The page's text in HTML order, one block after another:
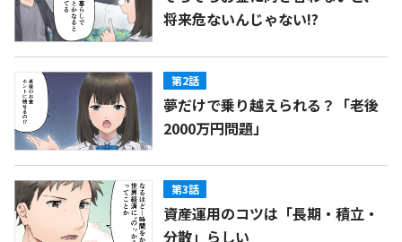
将来危ないんじゃない!?
第2話
夢だけで乗り越えられる？「老後
2000万円問題」
第3話
資産運用のコツは「長期・積立・
分散」らしい